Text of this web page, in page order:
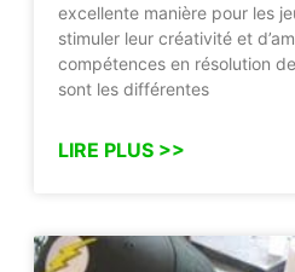
excellente manière pour les
stimuler leur créativité et
compétences en résolution
sont les différentes
LIRE PLUS >>